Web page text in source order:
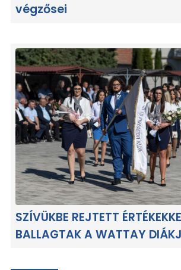
végzősei
SZÍVÜKBE REJTETT
BALLAGTAK A WATTAY